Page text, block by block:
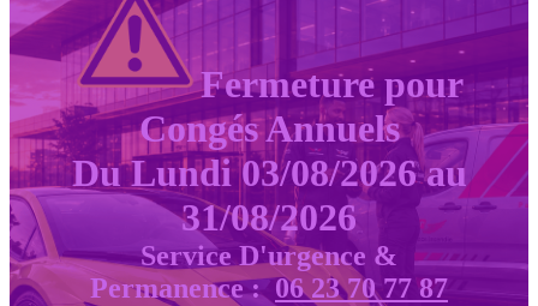
Fermeture pour
Congés Annuels
Du Lundi 03/08/2026 au
31/08/2026
Service D'urgence &
Permanence :06 23 70 77 87